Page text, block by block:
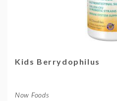
Kids Berrydophilus
Now Foods